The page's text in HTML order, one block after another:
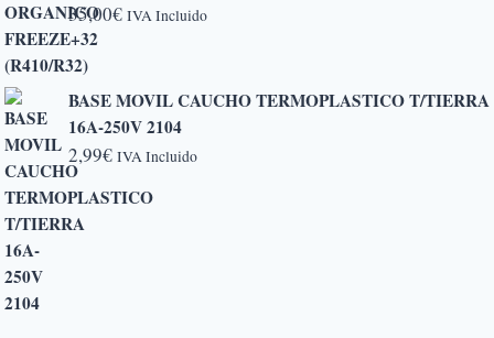
hasta
35,00€ IVA Incluido
BASE MOVIL CAUCHO TERMOPLASTICO T/TIERRA
16A-250V 2104
2,99€ IVA Incluido